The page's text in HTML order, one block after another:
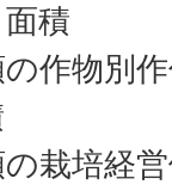
積
作物別
栽培経